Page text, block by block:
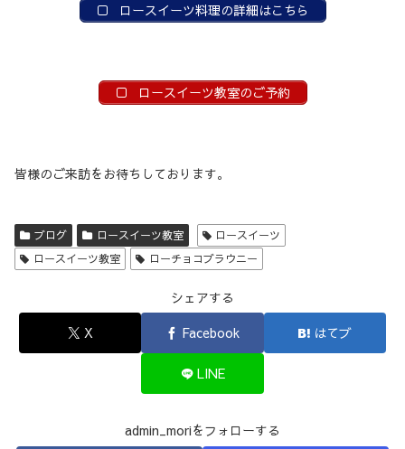
ロースイーツ料理の詳細はこちら
ロースイーツ教室のご予約
皆様のご来訪をお待ちしております。
ブログ ロースイーツ教室
ロースイーツ
ロースイーツ教室
ローチョコブラウニー
シェアする
X
Facebook はてブ
LINE
admin_moriをフォローする